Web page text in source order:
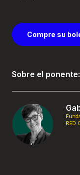
Compre su
Sobre el ponente:
RED